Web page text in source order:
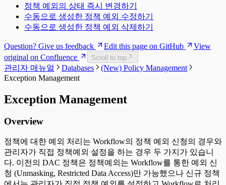
정책 예외의 상태 즉시 변경하기
수동으로 생성한 정책 예외 수정하기
수동으로 생성한 정책 예외 삭제하기
Question? Give us feedback Edit this page on GitHub
View
original on Confluence
Scroll to top
관리자 매뉴얼 Databases
(New) Policy Management
Exception Management
Exception Management
Overview
정책에 대한 예외 처리는 Workflow의 정책 예외 신청의 경우와
관리자가 직접 정책예외 설정을 하는 경우 두 가지가 있습니
다. 이전의 DAC 정책은 정책예외는 Workflow를 통한 예외 신
청 (Unmasking, Restricted Data Access)만 가능했으나 신규 정책